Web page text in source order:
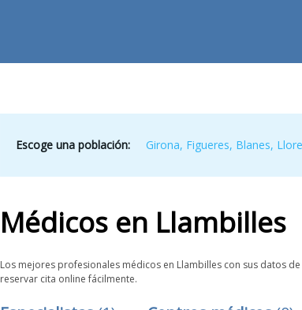
Escoge una población: Girona, Figueres, Blanes,
Médicos en Llambilles
Los mejores profesionales médicos en Llambilles con sus datos
reservar cita online fácilmente.